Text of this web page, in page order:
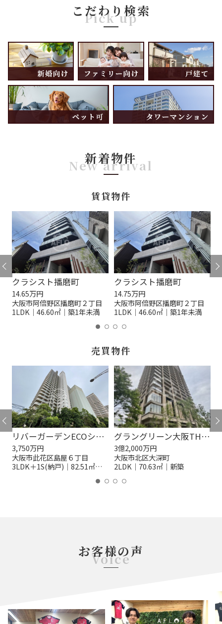
こだわり検索
Pick up
新着物件
New arrival
賃貸物件
クラシスト播磨町
14.65万円
大阪市阿倍野区播磨町２丁目
1LDK｜46.60㎡｜築1年未満
クラシスト播磨町
14.75万円
大阪市阿倍野区播磨町２丁目
1LDK｜46.60㎡｜築1年未満
売買物件
リバーガーデンECOシティ アリスの森
3,750万円
大阪市此花区島屋６丁目
3LDK＋1S(納戸)｜82.51㎡｜築14年
グラングリーン大阪THE NORTH RESIDENCE
3億2,000万円
大阪市北区大深町
2LDK｜70.63㎡｜新築
お客様の声
Voice